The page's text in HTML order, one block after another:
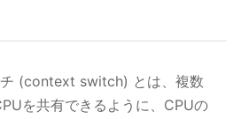
(context switch) とは、複数
を共有できるように、CPUの